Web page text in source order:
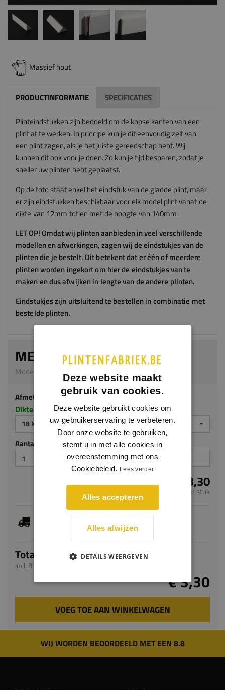
Massief hout
PRODUCTINFORMATIE SPECIFICATIES
Plinteindstukken zijn bedoeld om de kopse kanten van een
plint af te werken. In principe kun je dit eenvoudig zelf van
een plint zagen, als je het juiste gereedschap hebt. Wij
kunnen dit ook voor je doen. Zo kun je tijd besparen, zodat je
sneller uw plinten hebt geplaatst.
Op de foto staat enkel het eindstuk van de gladde plint, maar
er zijn eindstukken beschikbaar voor elk model plintvanaf de
dikte van 12mm tot en met de hoogte van 140mm.
LET OP! Omdat wij plinten aanbieden in veel verschillende
modellen en afwerkingen, zagen wij de eindstukjes van de
plinten die je bestelt. Dit betekent dat er één of meerdere
plinten worden ingekort om hier de eindstukjes van te
maken en dus afwijken in lengte van de andere plinten.
Eindstukjes zijn uitsluitend te bestellen in combinatie met
bestelde plinten.
MERANTI EINDSTUKJE LINKS
Model 2905 | 18 x 120 mm | Meranti
Afmeting
Dikte x hoogte in millimeters
18 X 120 MM
Aantal stuks
€ 3,30
per stuk
Je hebt gekozen voor maatwerk, de verwachte
levertijd bedraagt 2-4 werkdagen
Totaal
incl. BTW
€ 3,30
VOEG TOE AAN WINKELWAGEN
WIJ WORDEN BEOORDEELD MET EEN 8.8
Deze website maakt
gebruik van cookies.
Deze website gebruikt cookies om
uw gebruikerservaring te verbeteren.
Door onze website te gebruiken,
stemt u in met alle cookies in
overeenstemming met ons
Cookiebeleid. Lees verder
Alles accepteren
Alles afwijzen
DETAILS WEERGEVEN